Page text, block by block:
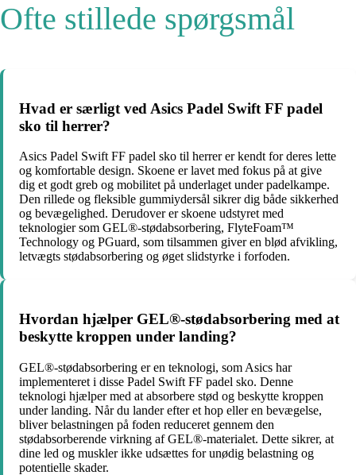
Ofte stillede spørgsmål
Hvad er særligt ved Asics Padel Swift FF padel
sko til herrer?
Asics Padel Swift FF padel sko til herrer er kendt for deres lette
og komfortable design. Skoene er lavet med fokus på at give
dig et godt greb og mobilitet på underlaget under padelkampe.
Den rillede og fleksible gummiydersål sikrer dig både sikkerhed
og bevægelighed. Derudover er skoene udstyret med
teknologier som GEL®-stødabsorbering, FlyteFoam™
Technology og PGuard, som tilsammen giver en blød afvikling,
letvægts stødabsorbering og øget slidstyrke i forfoden.
Hvordan hjælper GEL®-stødabsorbering med at
beskytte kroppen under landing?
GEL®-stødabsorbering er en teknologi, som Asics har
implementeret i disse Padel Swift FF padel sko. Denne
teknologi hjælper med at absorbere stød og beskytte kroppen
under landing. Når du lander efter et hop eller en bevægelse,
bliver belastningen på foden reduceret gennem den
stødabsorberende virkning af GEL®-materialet. Dette sikrer, at
dine led og muskler ikke udsættes for unødig belastning og
potentielle skader.